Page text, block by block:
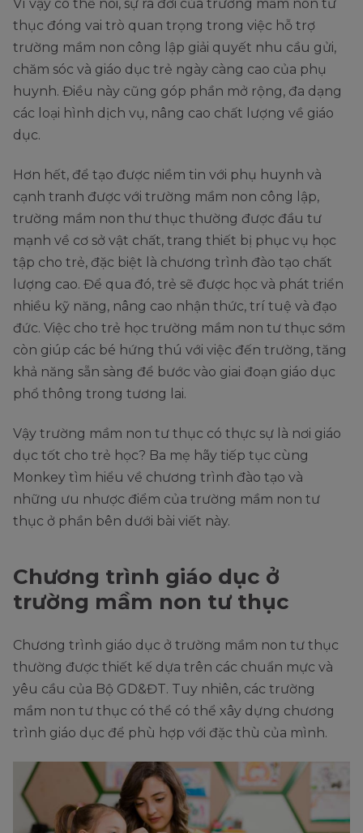
Vì vậy có thể nói, sự ra đời của trường mầm non tư
thục đóng vai trò quan trọng trong việc hỗ trợ
trường mầm non công lập giải quyết nhu cầu gửi,
chăm sóc và giáo dục trẻ ngày càng cao của phụ
huynh. Điều này cũng góp phần mở rộng, đa dạng
các loại hình dịch vụ, nâng cao chất lượng về giáo
dục.
Hơn hết, để tạo được niềm tin với phụ huynh và
cạnh tranh được với trường mầm non công lập,
trường mầm non thư thục thường được đầu tư
mạnh về cơ sở vật chất, trang thiết bị phục vụ học
tập cho trẻ, đặc biệt là chương trình đào tạo chất
lượng cao. Để qua đó, trẻ sẽ được học và phát triển
nhiều kỹ năng, nâng cao nhận thức, trí tuệ và đạo
đức. Việc cho trẻ học trường mầm non tư thục sớm
còn giúp các bé hứng thú với việc đến trường, tăng
khả năng sẵn sàng để bước vào giai đoạn giáo dục
phổ thông trong tương lai.
Vậy trường mầm non tư thục có thực sự là nơi giáo
dục tốt cho trẻ học? Ba mẹ hãy tiếp tục cùng
Monkey tìm hiểu về chương trình đào tạo và
những ưu nhược điểm của trường mầm non tư
thục ở phần bên dưới bài viết này.
Chương trình giáo dục ở
trường mầm non tư thục
Chương trình giáo dục ở trường mầm non tư thục
thường được thiết kế dựa trên các chuẩn mực và
yêu cầu của Bộ GD&ĐT. Tuy nhiên, các trường
mầm non tư thục có thể có thể xây dựng chương
trình giáo dục để phù hợp với đặc thù của mình.